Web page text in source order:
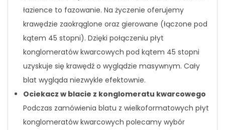
łazience to fazowanie. Na życzenie oferujemy
krawędzie zaokrąglone oraz gierowane (łączone pod
kątem 45 stopni). Dzięki połączeniu płyt
konglomeratów kwarcowych pod kątem 45 stopni
uzyskuje się krawędź o wyglądzie masywnym. Cały
blat wygląda niezwykle efektownie.
Ociekacz w blacie z konglomeratu kwarcowego
Podczas zamówienia blatu z wielkoformatowych płyt
konglomeratów kwarcowych polecamy wybór